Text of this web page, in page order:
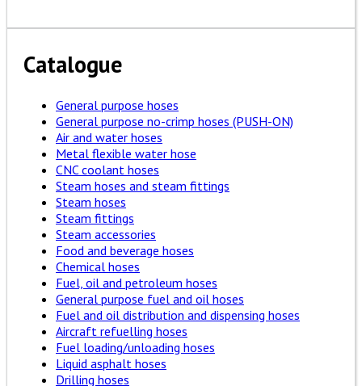
Catalogue
General purpose hoses
General purpose no-crimp hoses (PUSH-ON)
Air and water hoses
Metal flexible water hose
CNC coolant hoses
Steam hoses and steam fittings
Steam hoses
Steam fittings
Steam accessories
Food and beverage hoses
Chemical hoses
Fuel, oil and petroleum hoses
General purpose fuel and oil hoses
Fuel and oil distribution and dispensing hoses
Aircraft refuelling hoses
Fuel loading/unloading hoses
Liquid asphalt hoses
Drilling hoses